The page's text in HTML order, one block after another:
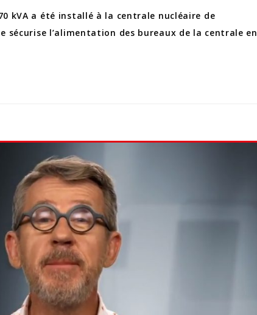
kVA a été installé à la centrale nucléaire de
sécurise l’alimentation des bureaux de la centrale en